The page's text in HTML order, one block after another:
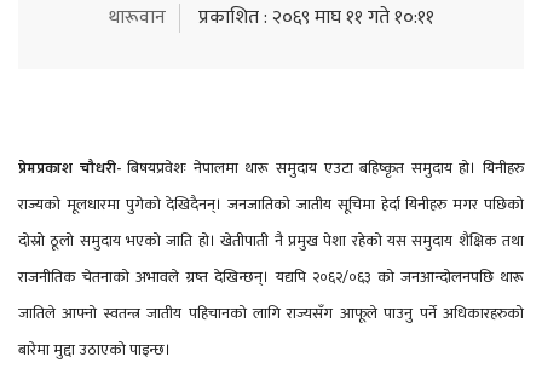
थारूवान प्रकाशित : २०६९ माघ ११ गते १०:११
प्रेमप्रकाश चौधरी-बिषयप्रवेशः नेपालमा थारू समुदाय एउटा बहिष्कृत समुदाय हो। यिनीहरु
राज्यको मूलधारमा पुगेको देखिदैनन्। जनजातिको जातीय सूचिमा हेर्दा यिनीहरु मगर पछिको
दोस्रो ठूलो समुदाय भएको जाति हो। खेतीपाती नै प्रमुख पेशा रहेको यस समुदाय शैक्षिक तथा
राजनीतिक चेतनाको अभावले ग्रष्त देखिन्छन्। यद्यपि २०६२/०६३ को जनआन्दोलनपछि थारू
जातिले आफ्नो स्वतन्त्र जातीय पहिचानको लागि राज्यसँग आफूले पाउनु पर्ने अधिकारहरुको
बारेमा मुद्दा उठाएको पाइन्छ।